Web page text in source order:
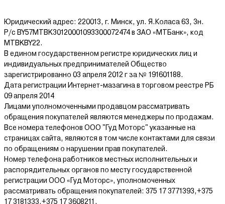
Юридический адрес: 220013, г. Минск, ул. Я.Коласа 63, 3н.
Р/с BY57MTBK30120001093300072474 в ЗАО «МТБанк», код
MTBKBY22.
В едином государственном регистре юридических лиц и
индивидуальных предпринимателей Общество
зарегистрированно 03 апреля 2012 г за № 191601188.
Дата регистрации Интернет-мазагина в торговом реестре РБ
09 апреля 2014
Лицами уполномоченными продавцом рассматривать
обращения покупателей являются менеджеры по продажам.
Все номера телефонов ООО "Гуд Моторс" указанные на
страницах сайта, являются в том числе контактами для связи
по обращениям о нарушении прав покупателей.
Номер телефона работников местных исполнительных и
распорядительных органов по месту государственной
регистрации ООО «Гуд Моторс», уполномоченных
рассматривать обращения покупателей: 375 17 3771393,+375
17 3181333,+375 17 3608211.